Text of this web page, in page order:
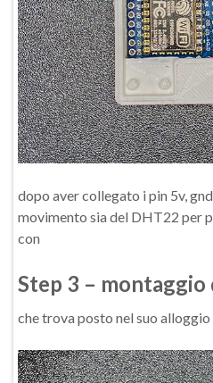
dopo aver collegato i pin 5v,
movimento sia del DHT22 per
con
Step 3 –
che trova posto nel suo